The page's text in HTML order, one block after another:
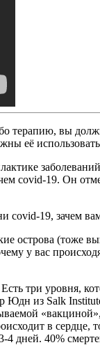
вы
её
covid-19. Он
19, зачем
(тоже
у вас
три
из Salk
в
дней. 40%